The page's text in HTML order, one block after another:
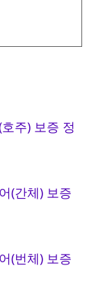
주) 보증 정
(간체) 보증
(번체) 보증